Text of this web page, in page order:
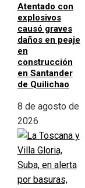
Atentado con
explosivos
causó graves
daños en peaje
en
construcción
en Santander
de Quilichao
8 de agosto de
2026